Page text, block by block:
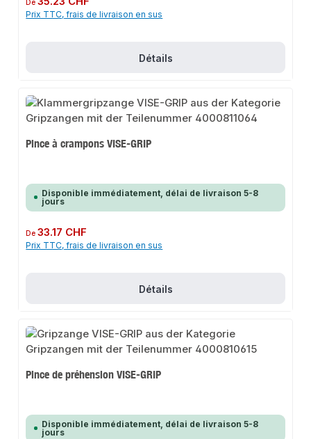
De
Prix TTC, frais de livraison en sus
Détails
Pince à crampons VISE-GRIP
Disponible immédiatement, délai de livraison 5-8
jours
Prix régulier :
De33.17 CHF
Prix TTC, frais de livraison en sus
Détails
Pince de préhension VISE-GRIP
Disponible immédiatement, délai de livraison 5-8
jours